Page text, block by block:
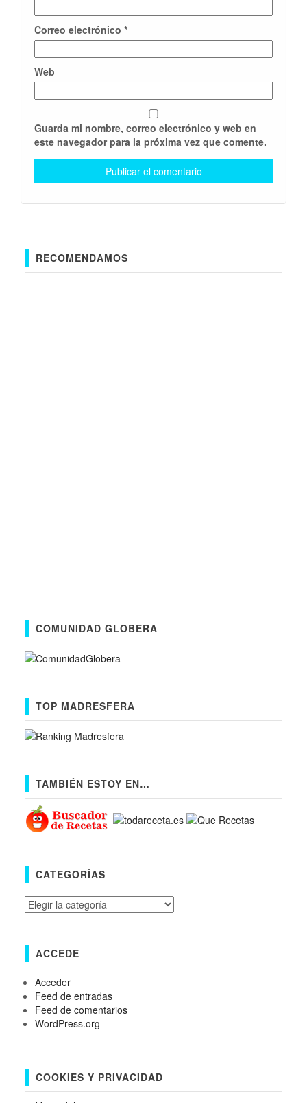
Correo electrónico *
Web
Guarda mi nombre, correo electrónico y web en
este navegador para la próxima vez que comente.
RECOMENDAMOS
COMUNIDAD GLOBERA
TOP MADRESFERA
TAMBIÉN ESTOY EN…
CATEGORÍAS
Categorías
ACCEDE
Acceder
Feed de entradas
Feed de comentarios
WordPress.org
COOKIES Y PRIVACIDAD